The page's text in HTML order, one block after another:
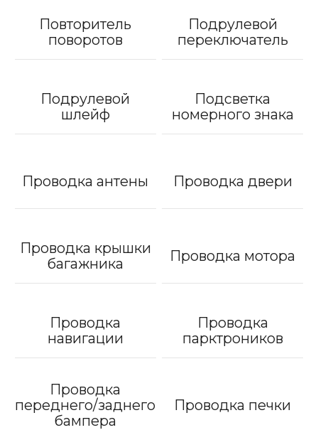
Повторитель
поворотов
Подрулевой
переключатель
Подрулевой
шлейф
Подсветка
номерного знака
Проводка антены Проводка двери
Проводка крышки
багажника
Проводка мотора
Проводка
навигации
Проводка
парктроников
Проводка
переднего/заднего
бампера
Проводка печки